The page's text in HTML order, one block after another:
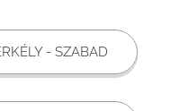
- SZABAD